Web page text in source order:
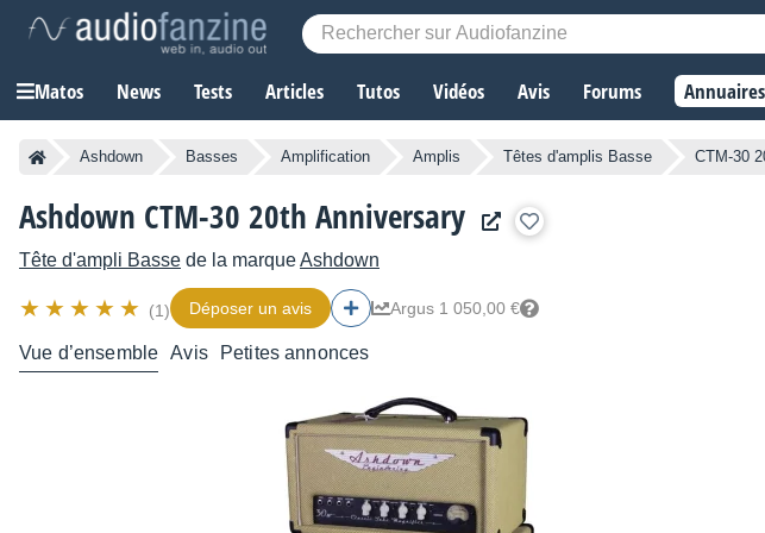
Matos News Tests Articles Tutos Vidéos Avis Forums Annuaires
Ashdown Basses Amplification Amplis Têtes d'amplis Basse CTM-30
Ashdown CTM-30 20th Anniversary
Tête d'ampli Basse de la marqueAshdown
(1) Déposer un avis Argus 1 050,00 €
Vue d’ensemble Avis Petites annonces